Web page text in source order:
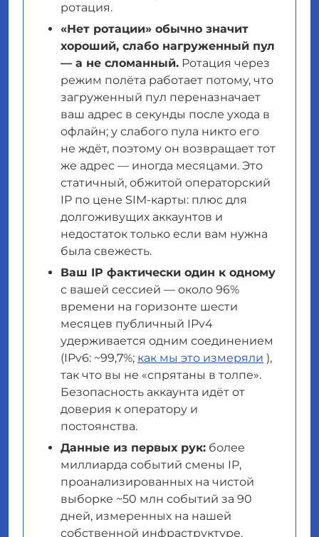
ротация.
«Нет ротации» обычно значит
хороший, слабо нагруженный пул
— а не сломанный. Ротация через
режим полёта работает потому, что
загруженный пул переназначает
ваш адрес в секунды после ухода в
офлайн; у слабого пула никто его
не ждёт, поэтому он возвращает тот
же адрес — иногда месяцами. Это
статичный, обжитой операторский
IP по цене SIM-карты: плюс для
долгоживущих аккаунтов и
недостаток только если вам нужна
была свежесть.
Ваш IP фактически один к одному
с вашей сессией — около 96%
времени на горизонте шести
месяцев публичный IPv4
удерживается одним соединением
(IPv6: ~99,7%; как мы это измеряли ),
так что вы не «спрятаны в толпе».
Безопасность аккаунта идёт от
доверия к оператору и
постоянства.
Данные из первых рук: более
миллиарда событий смены IP,
проанализированных на чистой
выборке ~50 млн событий за 90
дней, измеренных на нашей
собственной инфраструктуре.